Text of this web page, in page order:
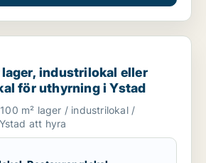
industrilokal eller restauranglokal för
industrilokal eller
för uthyrning i Ystad
m² lager / industrilokal /
att hyra